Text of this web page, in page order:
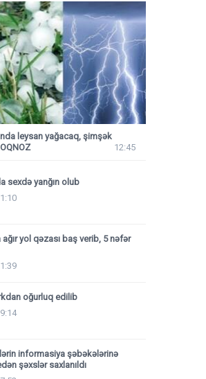
leysan yağacaq, şimşək
12:45
sexdə yanğın olub
ağır yol qəzası baş verib, 5 nəfər
oğurluq edilib
informasiya şəbəkələrinə
şəxslər saxlanıldı